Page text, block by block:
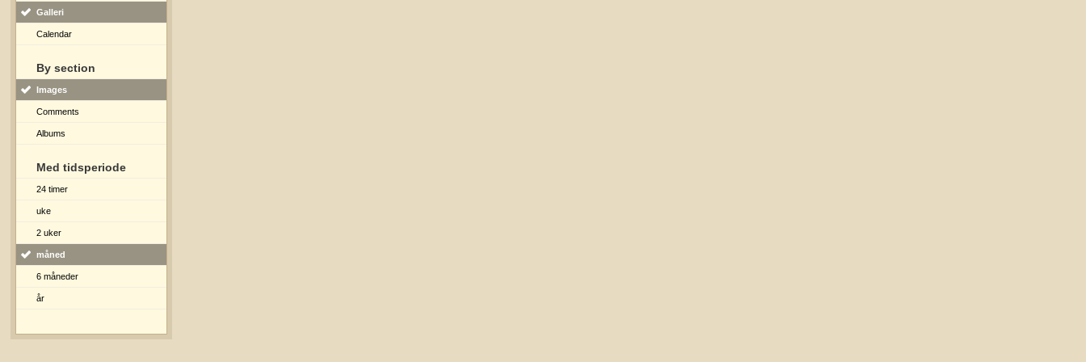
Galleri
Calendar
By section
Images
Comments
Albums
Med tidsperiode
24 timer
uke
2 uker
måned
6 måneder
år